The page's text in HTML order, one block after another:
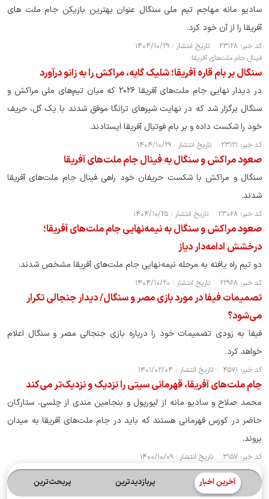
سادیو مانه مهاجم تیم ملی سنگال عنوان بهترین بازیکن جام ملت های
آفریقا را از آن خود کرد.
کد خبر: ۲۳۱۲۸ تاریخ انتشار : ۱۴۰۴/۱۰/۲۹
فینال جام ملت‌های آفریقا؛
سنگال بر بام قاره آفریقا؛ شلیک گایه، مراکش را به زانو درآورد
در دیدار نهایی جام ملت‌های آفریقا ۲۰۲۶ که میان تیم‌های ملی مراکش و
سنگال برگزار شد که در نهایت شیر‌های ترانگا موفق شدند با یک گل، حریف
خود را شکست داده و بر بام فوتبال آفریقا ایستادند.
کد خبر: ۲۳۱۲۱ تاریخ انتشار : ۱۴۰۴/۱۰/۲۹
صعود مراکش و سنگال به فینال جام ملت‌های آفریقا
سنگال و مراکش با شکست حریفان خود راهی فینال جام ملت‌های آفریقا
شدند.
کد خبر: ۲۳۰۶۸ تاریخ انتشار : ۱۴۰۴/۱۰/۲۵
صعود مراکش و سنگال به نیمه‌نهایی جام ملت‌های آفریقا؛
درخشش ادامه‌دار دیاز
دو تیم راه یافته به مرحله نیمه‌نهایی جام ملت‌های آفریقا مشخص شدند.
کد خبر: ۲۲۹۶۸ تاریخ انتشار : ۱۴۰۴/۱۰/۲۰
تصمیمات فیفا در مورد بازی مصر و سنگال/ دیدار جنجالی تکرار
می‌شود؟
فیفا به زودی تصمیمات خود را درباره بازی جنجالی مصر و سنگال اعلام
خواهد کرد.
کد خبر: ۴۵۷۱ تاریخ انتشار : ۱۴۰۱/۰۲/۰۴
جام ملت‌های آفریقا، قهرمانی سیتی را نزدیک و نزدیک‌تر می‌کند
محمد صلاح و سادیو مانه از لیورپول و بنجامین مندی از چلسی، ستارگان
حاضر در کورس قهرمانی هستند که باید در جام ملت‌های آفریقا به میدان
بروند.
کد خبر: ۳۱۵۷ تاریخ انتشار : ۱۴۰۰/۱۰/۰۹
آخرین اخبار پربازدیدترین پربحث‌ترین‌